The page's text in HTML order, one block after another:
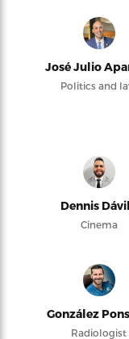
José Julio
Politics and
Dennis
Cinema
González
Radiologist